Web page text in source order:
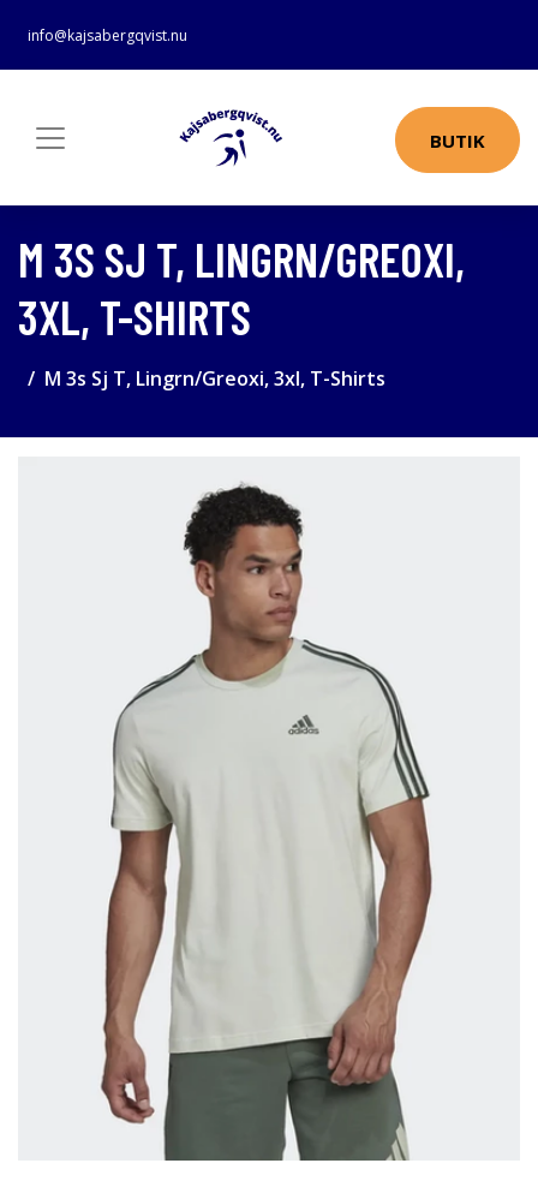
info@kajsabergqvist.nu
BUTIK
M 3S SJ T, LINGRN/GREOXI,
3XL, T-SHIRTS
M 3s Sj T, Lingrn/Greoxi, 3xl, T-Shirts